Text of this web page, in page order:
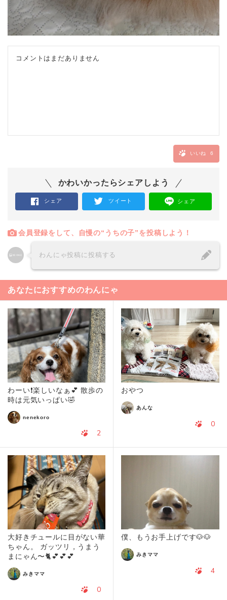
コメントはまだありません
いいね 6
かわいかったらシェアしよう
シェア ツイート シェア
会員登録をして、自慢の“うちの子”を投稿しよう！
わんにゃ投稿に投稿する
あなたにおすすめのわんにゃ
わーい❗️楽しいなぁ💕 散歩の
時は元気いっぱい🤣
nenekoro
2
おやつ
あんな
0
大好きチュールに目がない華
ちゃん。 ガッツリ，うまう
まにゃん〜🐈💕💕💕
みきママ
0
僕、もうお手上げです🐶🐶
みきママ
4